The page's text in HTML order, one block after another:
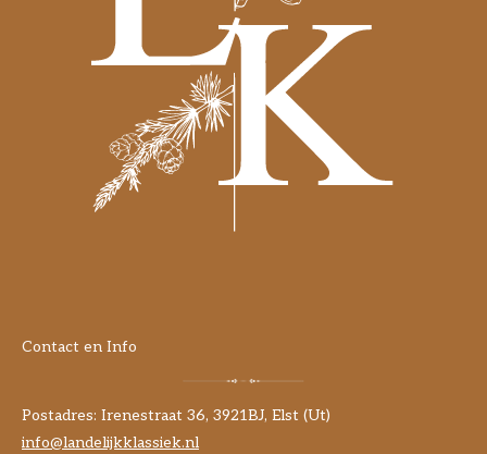
Contact en Info
Postadres: Irenestraat 36, 3921BJ, Elst (Ut)
info@landelijkklassiek.nl